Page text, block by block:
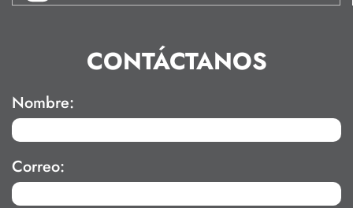
CONTÁCTANOS
Nombre:
Correo: